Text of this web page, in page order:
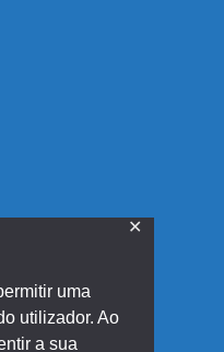
uma
utilizador. Ao
a sua
✕